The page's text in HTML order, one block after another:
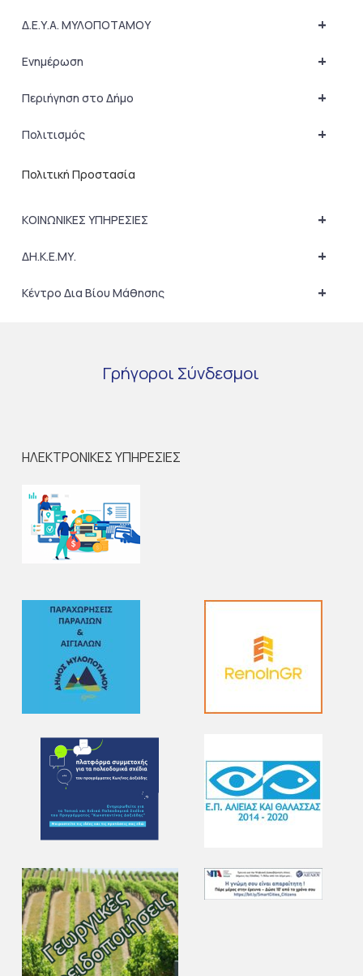
+
Δ.Ε.Υ.Α. ΜΥΛΟΠΟΤΑΜΟΥ
+
Ενημέρωση
+
Περιήγηση στο Δήμο
+
Πολιτισμός
Πολιτική Προστασία
+
ΚΟΙΝΩΝΙΚΕΣ ΥΠΗΡΕΣΙΕΣ
+
ΔΗ.Κ.Ε.ΜΥ.
+
Κέντρο Δια Βίου Μάθησης
Γρήγοροι Σύνδεσμοι
ΗΛΕΚΤΡΟΝΙΚΕΣ ΥΠΗΡΕΣΙΕΣ